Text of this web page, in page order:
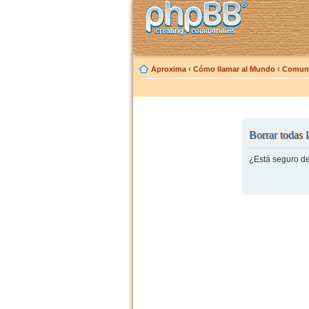
Aproxima ‹ Cómo llamar al Mundo ‹
Borrar todas
¿Está seguro